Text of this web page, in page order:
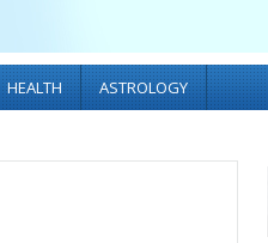
HEALTH ASTROLOGY